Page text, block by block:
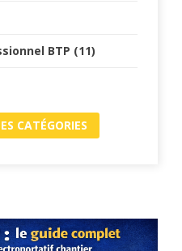
BTP (11)
CATÉGORIES